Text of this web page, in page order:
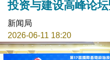
投资与建设高峰论坛
新闻局
2026-06-11 18:20